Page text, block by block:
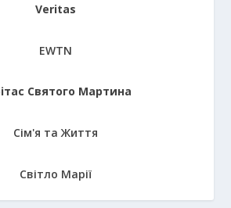
Veritas
EWTN
Святого Мартина
Сім'я та Життя
Світло Марії